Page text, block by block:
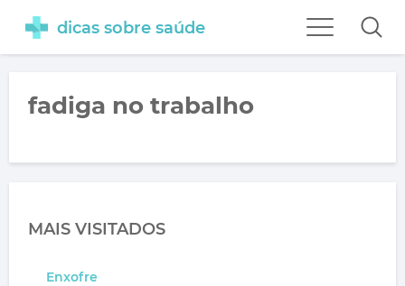
dicas sobre saúde
fadiga no trabalho
MAIS VISITADOS
Enxofre